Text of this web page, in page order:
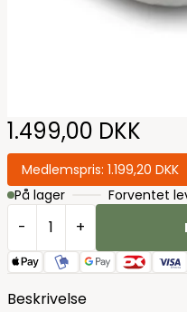
1.499,00 DKK
Medlemspris: 1.199,20 DKK
På lager
Forventet
- +
Beskrivelse